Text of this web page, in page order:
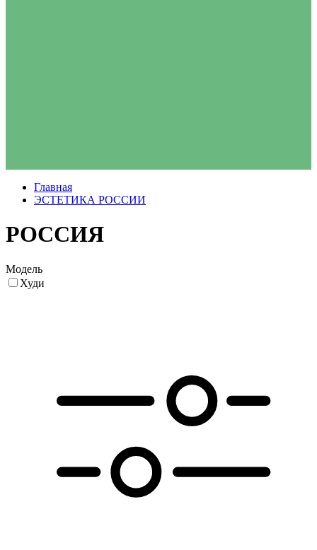
Главная
ЭСТЕТИКА РОССИИ
РОССИЯ
Модель
Худи